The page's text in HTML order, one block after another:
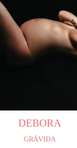
DEBORA
GRÁVIDA